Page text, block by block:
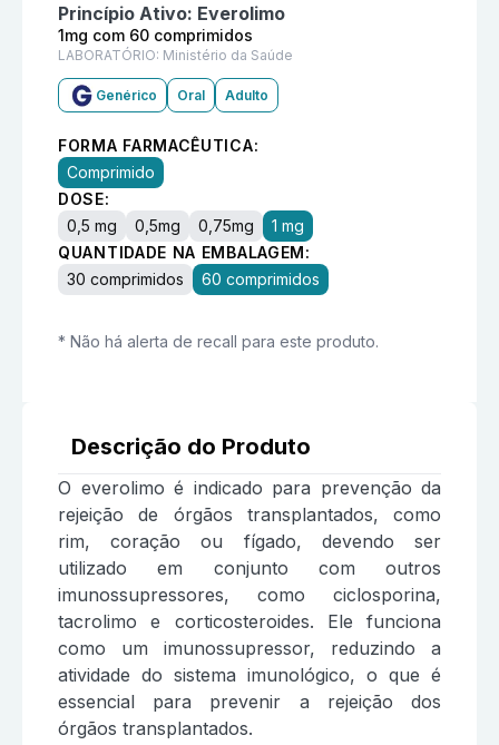
Princípio Ativo: Everolimo
1mg com 60 comprimidos
LABORATÓRIO: Ministério da Saúde
Genérico Oral Adulto
FORMA FARMACÊUTICA:
Comprimido
DOSE:
0,5 mg
0,5mg 0,75mg
1 mg
QUANTIDADE NA EMBALAGEM:
30 comprimidos
60 comprimidos
* Não há alerta de recall para este produto.
Descrição do Produto
O everolimo é indicado para prevenção da
rejeição de órgãos transplantados, como
rim, coração ou fígado, devendo ser
utilizado em conjunto com outros
imunossupressores, como ciclosporina,
tacrolimo e corticosteroides. Ele funciona
como um imunossupressor, reduzindo a
atividade do sistema imunológico, o que é
essencial para prevenir a rejeição dos
órgãos transplantados.